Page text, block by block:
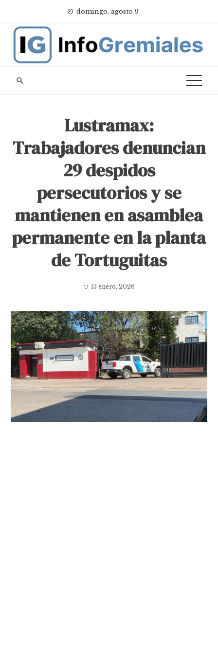
content
domingo, agosto 9
Lustramax:
Trabajadores denuncian
29 despidos
persecutorios y se
mantienen en asamblea
permanente en la planta
de Tortuguitas
13 enero, 2026